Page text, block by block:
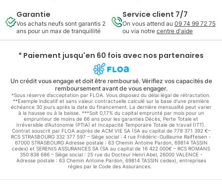
Garantie
Vos achats neufs sont garantis 2
ans pour un max de tranquillité
Service client 7/7
On vous attend au 09 74 99 72 75
ou via notre centre d'aide
* Paiement jusqu'en 60 fois avec nos partenaires
Un crédit vous engage et doit être remboursé. Vérifiez vos capacités de
remboursement avant de vous engager.
*Sous réserve d’acceptation par FLOA. Vous disposez du délai légal de rétractation.
**Exemple indicatif et sans valeur contractuelle calculé sur la base d'une première
échéance 30 jours après la date du financement. La dernière mensualité peut varier
à la hausse ou à la baisse. ***Soit 0,17% du capital emprunté par mois pour un
emprunteur de moins de 66 ans pour les garanties Décès, Perte Totale et
Irréversible d'Autonomie (PTIA) et Incapacité Temporaire Totale de travail (ITT).
Contrat souscrit par FLOA auprès de ACM VIE SA (SA au capital de 778 371 392 €–
RCS STRASBOURG 332 377 597 – Siège social : 4 rue Frédéric-Guillaume Raiffeisen -
67000 STRASBOURG Adresse postale : 63 Chemin Antoine Pardon, 69814 TASSIN
cedex) et SERENIS ASSURANCES SA (SA au capital de 16 422 000€ – RCS ROMANS
350 838 686 – Siège social : 25 rue du Docteur Henri Abel, 26000 VALENCE -
Adresse postale : 63 Chemin Antoine Pardon, 69814 TASSIN cedex), entreprises
régies par le Code des Assurances.